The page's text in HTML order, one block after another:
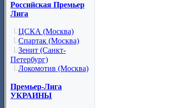
Российская Премьер
Лига
ЦСКА (Москва)
Спартак (Москва)
Зенит (Санкт-
Петербург)
Локомотив (Москва)
Премьер-Лига
УКРАИНЫ